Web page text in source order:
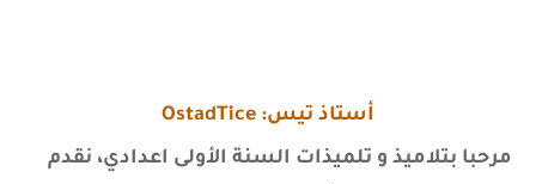
أستاذ تيس: OstadTice
مرحبا بتلاميذ و تلميذات السنة الأولى اعدادي، نقدم